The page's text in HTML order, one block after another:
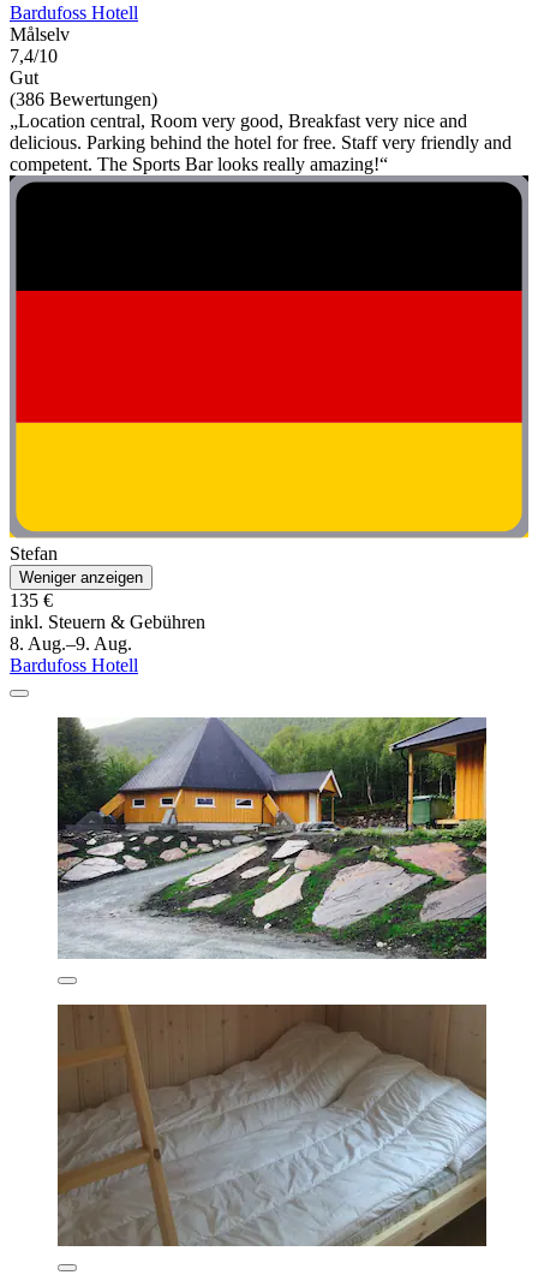
Bardufoss Hotell
Målselv
7,4/10
Gut
(386 Bewertungen)
„Location central, Room very good, Breakfast very nice and
delicious. Parking behind the hotel for free. Staff very friendly and
competent. The Sports Bar looks really amazing!“
Stefan
Weniger anzeigen
135 €
inkl. Steuern & Gebühren
8. Aug.–9. Aug.
Bardufoss Hotell